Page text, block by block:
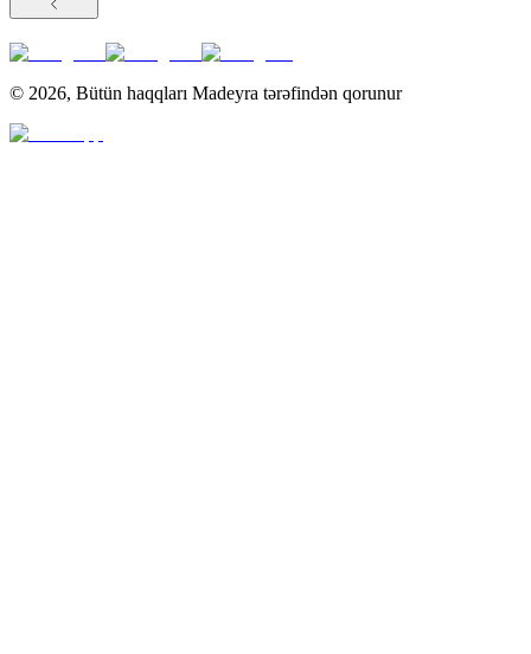
© 2026, Bütün haqqları Madeyra tərəfindən qorunur